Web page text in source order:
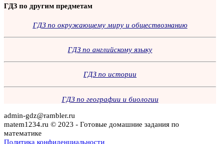
ГДЗ по другим предметам
ГДЗ по окружающему миру и обществознанию
ГДЗ по английскому языку
ГДЗ по истории
ГДЗ по географии и биологии
admin-gdz@rambler.ru
matem1234.ru © 2023 - Готовые домашние задания по
математике
Политика конфиденциальности